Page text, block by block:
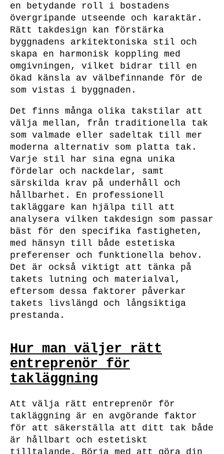
en betydande roll i bostadens
övergripande utseende och karaktär.
Rätt takdesign kan förstärka
byggnadens arkitektoniska stil och
skapa en harmonisk koppling med
omgivningen, vilket bidrar till en
ökad känsla av välbefinnande för de
som vistas i byggnaden.
Det finns många olika takstilar att
välja mellan, från traditionella tak
som valmade eller sadeltak till mer
moderna alternativ som platta tak.
Varje stil har sina egna unika
fördelar och nackdelar, samt
särskilda krav på underhåll och
hållbarhet. En professionell
takläggare kan hjälpa till att
analysera vilken takdesign som passar
bäst för den specifika fastigheten,
med hänsyn till både estetiska
preferenser och funktionella behov.
Det är också viktigt att tänka på
takets lutning och materialval,
eftersom dessa faktorer påverkar
takets livslängd och långsiktiga
prestanda.
Hur man väljer rätt
entreprenör för
takläggning
Att välja rätt entreprenör för
takläggning är en avgörande faktor
för att säkerställa att ditt tak både
är hållbart och estetiskt
tilltalande. Börja med att göra din